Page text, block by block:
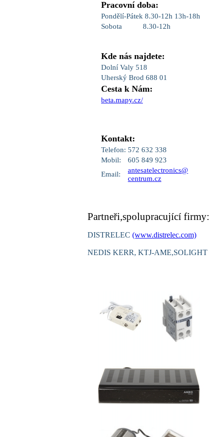
Pracovní doba:
Pondělí-Pátek 8.30-12h 13h-18h
Sobota
8.30-12h
Kde nás najdete:
Dolní Valy 518
Uherský Brod 688 01
Cesta k Nám:
beta.mapy.cz/
Kontakt:
Telefon: 572 632 338
Mobil:
605 849 923
Email:
antesatelectronics@
centrum.cz
Partneři,spolupracující firmy:
DISTRELEC (www.distrelec.com)
NEDIS KERR, KTJ-AME,SOLIGHT